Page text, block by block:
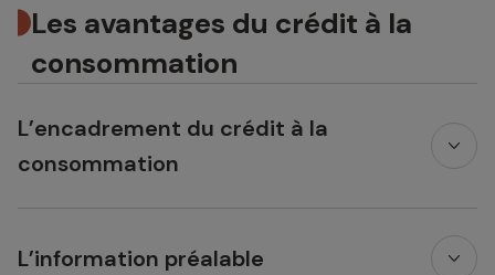
Les avantages du crédit à la
consommation
L’encadrement du crédit à la
consommation
L’information préalable